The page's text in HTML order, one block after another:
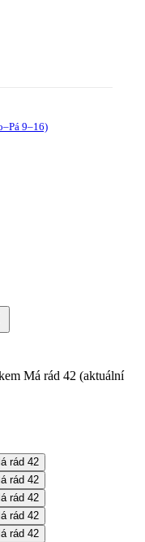
9–16)
Má rád 42 (aktuální